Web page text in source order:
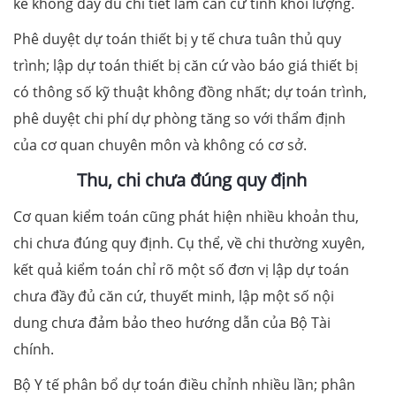
Phê duyệt dự toán thiết bị y tế chưa tuân thủ quy
trình; lập dự toán thiết bị căn cứ vào báo giá thiết bị
có thông số kỹ thuật không đồng nhất; dự toán trình,
phê duyệt chi phí dự phòng tăng so với thẩm định
của cơ quan chuyên môn và không có cơ sở.
Thu, chi chưa đúng quy định
Cơ quan kiểm toán cũng phát hiện nhiều khoản thu,
chi chưa đúng quy định. Cụ thể, về chi thường xuyên,
kết quả kiểm toán chỉ rõ một số đơn vị lập dự toán
chưa đầy đủ căn cứ, thuyết minh, lập một số nội
dung chưa đảm bảo theo hướng dẫn của Bộ Tài
chính.
Bộ Y tế phân bổ dự toán điều chỉnh nhiều lần; phân